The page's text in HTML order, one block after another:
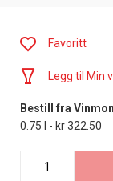
Favoritt
Legg til Min
Bestill fra
0.75 l - kr 322.50